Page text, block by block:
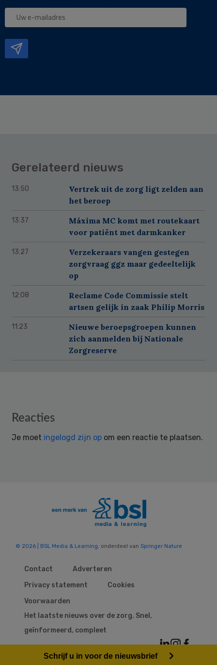
Uw
Gerelateerd nieuws
13:50
Vertrek uit de zorg ligt zelden aan
het beroep
13:37
Máxima MC komt met routekaart
voor patiënt met darmkanker
13:27
Verzekeraars vangen gestegen
zorgvraag ggz maar gedeeltelijk
op
12:08
Reclame Code Commissie stelt
artsen gelijk in zaak Philip Morris
11:23
Nieuwe beroepsgroepen kunnen
zich aanmelden bij Nationale
Zorgreserve
Reader
Reacties
Je moet ingelogd zijn op om een reactie te plaatsen.
© 2026 | BSL Media & Learning, onderdeel van Springer Nature
Contact
Adverteren
Privacy statement
Cookies
Voorwaarden
Het laatste nieuws over de zorg. Snel,
geïnformeerd, compleet
Schrijf u in voor de nieuwsbrief